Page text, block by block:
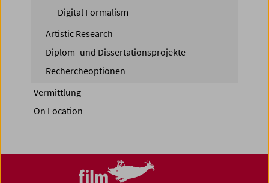
Digital Formalism
Artistic Research
Diplom- und Dissertationsprojekte
Rechercheoptionen
Vermittlung
On Location